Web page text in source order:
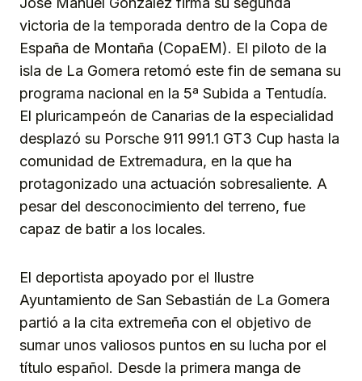
victoria de la temporada dentro de la Copa de
España de Montaña (CopaEM). El piloto de la
isla de La Gomera retomó este fin de semana su
programa nacional en la 5ª Subida a Tentudía.
El pluricampeón de Canarias de la especialidad
desplazó su Porsche 911 991.1 GT3 Cup hasta la
comunidad de Extremadura, en la que ha
protagonizado una actuación sobresaliente. A
pesar del desconocimiento del terreno, fue
capaz de batir a los locales.
El deportista apoyado por el Ilustre
Ayuntamiento de San Sebastián de La Gomera
partió a la cita extremeña con el objetivo de
sumar unos valiosos puntos en su lucha por el
título español. Desde la primera manga de